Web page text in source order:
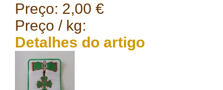
Preço: 2,00 €
Preço / kg:
Detalhes do artigo